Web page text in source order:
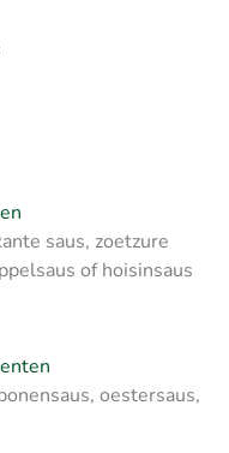
saus, zoetzure
of hoisinsaus
oestersaus,